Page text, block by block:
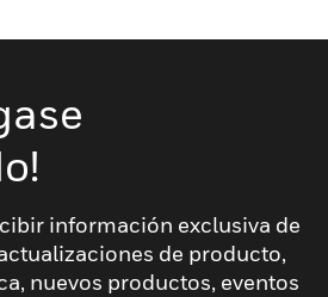
información exclusiva de
de producto,
nuevos productos, eventos